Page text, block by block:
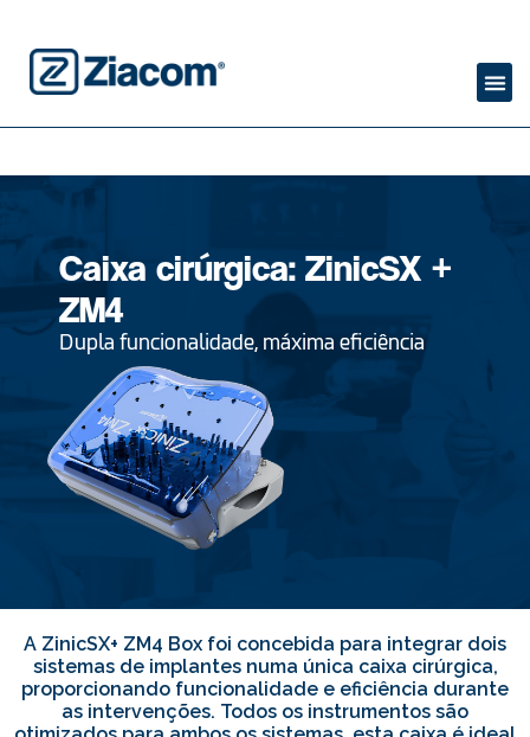
Caixa cirúrgica: ZinicSX +
ZM4
Dupla funcionalidade, máxima eficiência
A ZinicSX+ ZM4 Box foi concebida para integrar dois
sistemas de implantes numa única caixa cirúrgica,
proporcionando funcionalidade e eficiência durante
as intervenções. Todos os instrumentos são